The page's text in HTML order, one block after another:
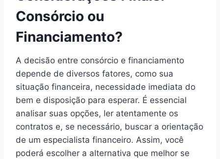
Consórcio ou
Financiamento?
A decisão entre consórcio e financiamento
depende de diversos fatores, como sua
situação financeira, necessidade imediata do
bem e disposição para esperar. É essencial
analisar suas opções, ler atentamente os
contratos e, se necessário, buscar a orientação
de um especialista financeiro. Assim, você
poderá escolher a alternativa que melhor se